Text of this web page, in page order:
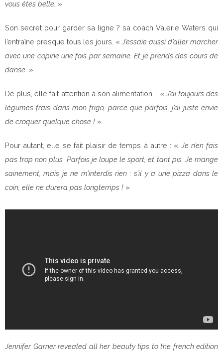
vous êtes belle. »
Son secret pour garder sa ligne ? sa coach Valerie Waters qui
l’entraîne presque tous les jours. « J’essaie aussi d’aller marcher
avec une copine une fois par semaine. Et je prends des cours de
danse. »
De plus, elle fait attention à son alimentation : « J’ai toujours des
légumes frais dans mon frigo, parce que parfois, j’ai juste envie
de croquer quelque chose ! ».
Pour autant, elle se fait plaisir de temps à autre : « Je n’en fais
pas trop non plus. Parfois je loupe le sport, et tant pis. Je mange
sainement, mais je ne m’interdis rien : s’il y a une pizza dans le
coin, elle ne durera pas longtemps ! »
Jennifer Garner revealed all her beauty tips to the french edition